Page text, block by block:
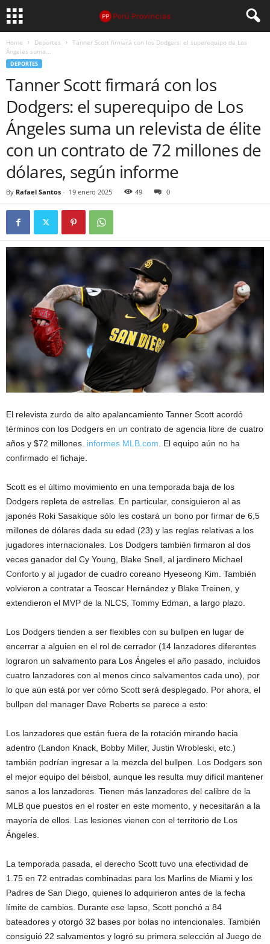
Home Deportes
Tanner Scott firmará con los Dodgers: el superequipo de Los
Ángeles suma...
DEPORTES
Tanner Scott firmará con los
Dodgers: el superequipo de Los
Ángeles suma un relevista de élite
con un contrato de 72 millones de
dólares, según informe
By Rafael Santos - 19 enero 2025 49 0
El relevista zurdo de alto apalancamiento Tanner Scott acordó
términos con los Dodgers en un contrato de agencia libre de cuatro
años y $72 millones. informes MLB.com . El equipo aún no ha
confirmado el fichaje.
Scott es el último movimiento en una temporada baja de los
Dodgers repleta de estrellas. En particular, consiguieron al as
japonés Roki Sasakique sólo les costará un bono por firmar de 6,5
millones de dólares dada su edad (23) y las reglas relativas a los
jugadores internacionales. Los Dodgers también firmaron al dos
veces ganador del Cy Young, Blake Snell, al jardinero Michael
Conforto y al jugador de cuadro coreano Hyeseong Kim. También
volvieron a contratar a Teoscar Hernández y Blake Treinen, y
extendieron el MVP de la NLCS, Tommy Edman, a largo plazo.
Los Dodgers tienden a ser flexibles con su bullpen en lugar de
encerrar a alguien en el rol de cerrador (14 lanzadores diferentes
lograron un salvamento para Los Ángeles el año pasado, incluidos
cuatro lanzadores con al menos cinco salvamentos cada uno), por
lo que aún está por ver cómo Scott será desplegado. Por ahora, el
bullpen del manager Dave Roberts se parece a esto:
Los lanzadores que están fuera de la rotación mirando hacia
adentro (Landon Knack, Bobby Miller, Justin Wrobleski, etc.)
también podrían ingresar a la mezcla del bullpen. Los Dodgers son
el mejor equipo del béisbol, aunque les resulta muy difícil mantener
sanos a los lanzadores. Tienen más lanzadores del calibre de la
MLB que puestos en el roster en este momento, y necesitarán a la
mayoría de ellos. Las lesiones vienen con el territorio de Los
Ángeles.
La temporada pasada, el derecho Scott tuvo una efectividad de
1.75 en 72 entradas combinadas para los Marlins de Miami y los
Padres de San Diego, quienes lo adquirieron antes de la fecha
límite de cambios. Durante ese lapso, Scott ponchó a 84
bateadores y otorgó 32 bases por bolas no intencionales. También
consiguió 22 salvamentos y logró su primera selección al Juego de